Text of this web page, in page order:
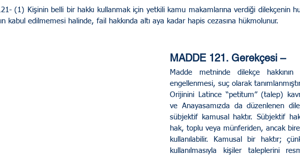
Kurumlar Rehberi Genel/ UYAP ve E Devlet
Sosyal Medya Hukuku
(1) Kişinin belli bir hakkı kullanmak için yetkili kamu makamlarına verdiği dilekçenin
kabul edilmemesi halinde, fail hakkında altı aya kadar hapis cezasına hükmolunur.
MADDE 121. Gerekçesi –
Madde metninde dilekçe hakkının
engellenmesi, suç olarak
Orijinini Latince “petitum” (talep)
ve Anayasamızda da düzenlenen
sübjektif kamusal haktır. Sübjektif
hak, toplu veya münferiden, ancak
kullanılabilir. Kamusal bir haktır;
kullanılmasıyla kişiler taleplerini